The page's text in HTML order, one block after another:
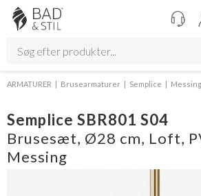
ARMATURER Brusearmaturer Semplice
Semplice SBR801 S04
Brusesæt, Ø28 cm, Loft,
Messing